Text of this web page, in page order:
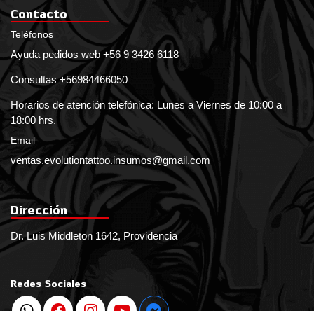
Contacto
Teléfonos
Ayuda pedidos web +56 9 3426 6118
Consultas +56984466050
Horarios de atención telefónica: Lunes a Viernes de 10:00 a
18:00 hrs.
Email
ventas.evolutiontattoo.insumos@gmail.com
Dirección
Dr. Luis Middleton 1642, Providencia
Redes Sociales